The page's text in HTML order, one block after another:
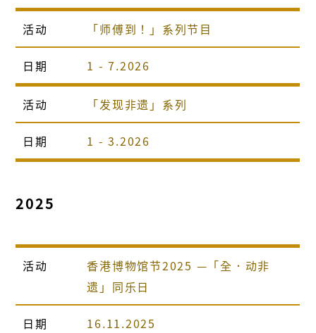
活动 「师傅到！」系列节目
日期 1 - 7.2026
活动 「发现非遗」系列
日期 1 - 3.2026
2025
活动
香港博物馆节2025 —「全．动非
遗」同乐日
日期 16.11.2025